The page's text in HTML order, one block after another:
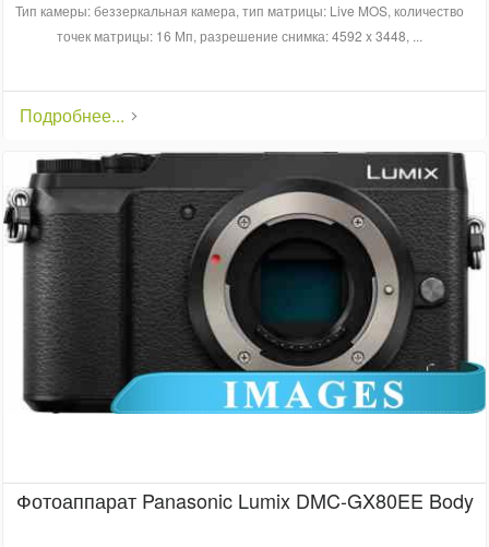
Тип камеры: беззеркальная камера, тип матрицы: Live MOS, количество
точек матрицы: 16 Мп, разрешение снимка: 4592 x 3448, ...
Подробнее...
Фотоаппарат Panasonic Lumix DMC-GX80EE Body